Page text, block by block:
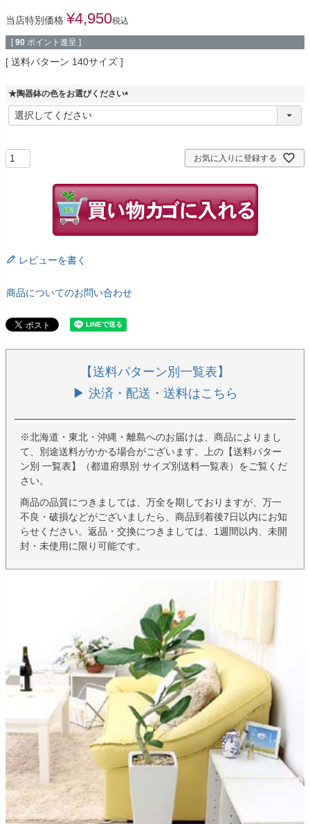
当店特別価格 ¥4,950税込
[ 90 ポイント進呈 ]
送料パターン 140サイズ
★陶器鉢の色をお選びください
(
お気に入りに登録する
レビューを書く
商品についてのお問い合わせ
【送料パターン別一覧表】
▶ 決済・配送・送料はこちら
※北海道・東北・沖縄・離島へのお届けは、商品によりまし
て、別途送料がかかる場合がございます。上の【送料パター
ン別 一覧表】（都道府県別 サイズ別送料一覧表）をご覧くだ
さい。
商品の品質につきましては、万全を期しておりますが、万一
不良・破損などがございましたら、商品到着後7日以内にお知
らせください。返品・交換につきましては、1週間以内、未開
封・未使用に限り可能です。